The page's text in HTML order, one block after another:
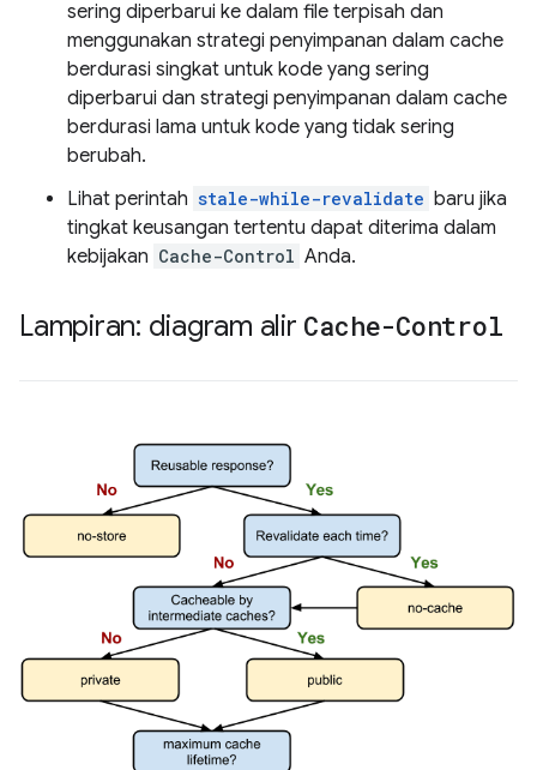
sering diperbarui ke dalam file terpisah dan
menggunakan strategi penyimpanan dalam cache
berdurasi singkat untuk kode yang sering
diperbarui dan strategi penyimpanan dalam cache
berdurasi lama untuk kode yang tidak sering
berubah.
Lihat perintah stale-while-revalidate baru jika
tingkat keusangan tertentu dapat diterima dalam
kebijakan Cache-Control Anda.
Lampiran: diagram alir Cache-Control